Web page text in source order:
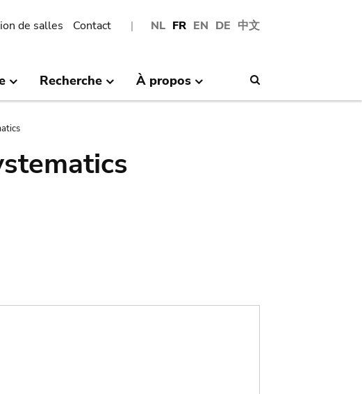
NL FR EN DE 中文
de salles Contact
Recherche À propos